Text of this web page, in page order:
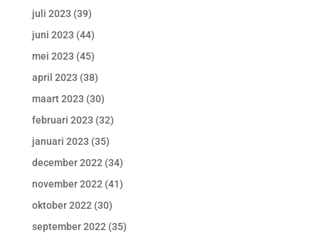
juli 2023 (39)
juni 2023 (44)
mei 2023 (45)
april 2023 (38)
maart 2023 (30)
februari 2023 (32)
januari 2023 (35)
december 2022 (34)
november 2022 (41)
oktober 2022 (30)
september 2022 (35)